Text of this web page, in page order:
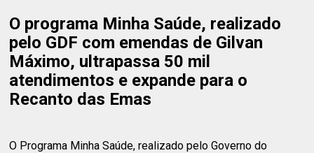
O programa Minha Saúde, realizado
pelo GDF com emendas de Gilvan
Máximo, ultrapassa 50 mil
atendimentos e expande para o
Recanto das Emas
O Programa Minha Saúde, realizado pelo Governo do